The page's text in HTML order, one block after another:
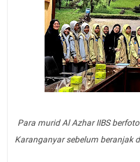
Para murid Al Azhar IIBS
Karanganyar sebelum beranjak